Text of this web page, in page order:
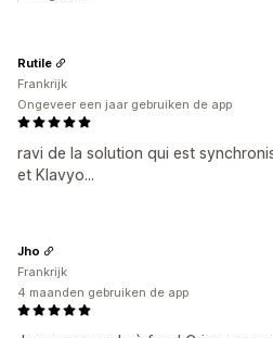
ravi de la solution qui est
et Klavyo...
Rutile
Frankrijk
Ongeveer een jaar gebruiken de app
Jho
Frankrijk
4 maanden gebruiken de app